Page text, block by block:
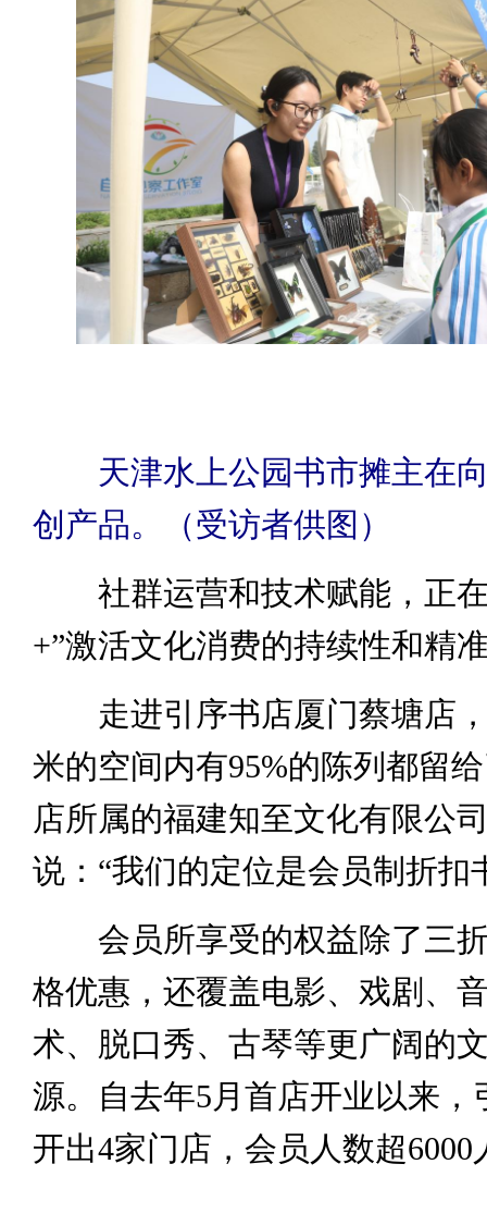
天津水上公园书市摊主在
创产品。（受访者供图）
社群运营和技术赋能，正在
+”激活文化消费的持续性和精
走进引序书店厦门蔡塘店，
米的空间内有95%的陈列都留
店所属的福建知至文化有限公
说：“我们的定位是会员制折扣
会员所享受的权益除了三折
格优惠，还覆盖电影、戏剧、
术、脱口秀、古琴等更广阔的
源。自去年5月首店开业以来，
开出4家门店，会员人数超6000